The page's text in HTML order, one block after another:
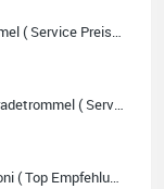
Trommel Dimavery Jugendtrommel ( Service Preis inkl. Werkstatt Service )
Trommel Sonor MB 1410 CW Paradetrommel ( Service Preis inkl. Werkstatt Service )
Ukulele My Leho Sopran Mahagoni ( Top Empfehlung ! )